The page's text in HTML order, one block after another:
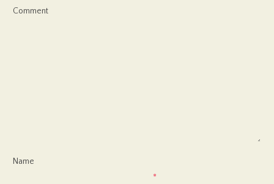
Comment
Name
*